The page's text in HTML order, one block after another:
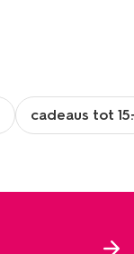
cadeaus tot